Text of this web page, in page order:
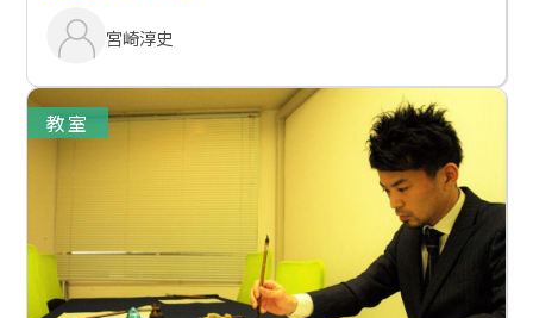
宮崎淳史
教室